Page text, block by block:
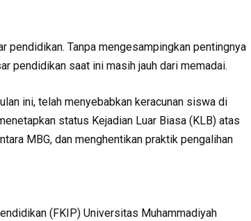
pendidikan. Tanpa mengesampingkan pentingnya
pendidikan saat ini masih jauh dari memadai.
ini, telah menyebabkan keracunan siswa di
status Kejadian Luar Biasa (KLB) atas
MBG, dan menghentikan praktik pengalihan
(FKIP) Universitas Muhammadiyah